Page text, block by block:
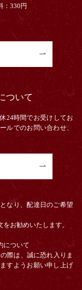
：330円
ついて
24時間でお受けしてお
ルでのお問い合わせ、
なり、配達日のご希望
お勧めいたします。
について
際は、誠に恐れ入りま
すようお願い申し上げ